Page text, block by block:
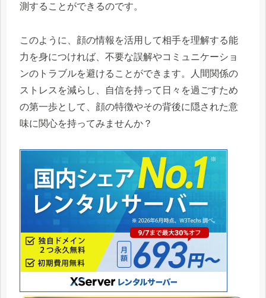
測することができるのです。
このように、顔の情報を活用して相手を理解する能
力を身につければ、不要な誤解やコミュニケーショ
ンのトラブルを避けることができます。人間関係の
ストレスを減らし、自信を持って日々を過ごすため
の第一歩として、顔の特徴やその背後に隠された意
味に関心を持ってみませんか？